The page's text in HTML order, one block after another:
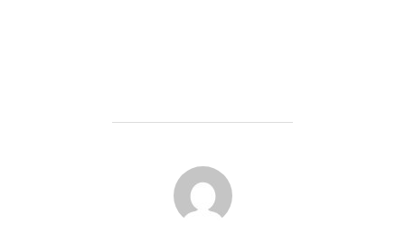
AUTEUR DE LA PUBLICATION